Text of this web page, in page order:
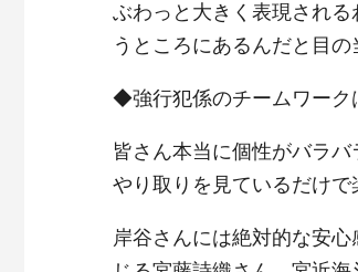
ぶわっと大きく表現され
うところにあるんだと目の
◆強行犯係のチームワーク
皆さん本当に個性がバラ
やり取りを見ているだけで
岸谷さんには絶対的な安